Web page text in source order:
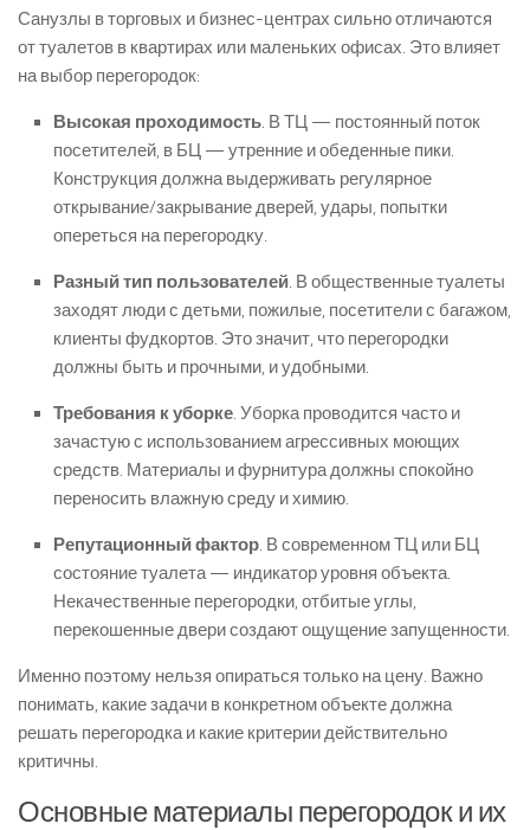
Санузлы в торговых и бизнес-центрах сильно отличаются
от туалетов в квартирах или маленьких офисах. Это влияет
на выбор перегородок:
Высокая проходимость. В ТЦ — постоянный поток
посетителей, в БЦ — утренние и обеденные пики.
Конструкция должна выдерживать регулярное
открывание/закрывание дверей, удары, попытки
опереться на перегородку.
Разный тип пользователей. В общественные туалеты
заходят люди с детьми, пожилые, посетители с багажом,
клиенты фудкортов. Это значит, что перегородки
должны быть и прочными, и удобными.
Требования к уборке. Уборка проводится часто и
зачастую с использованием агрессивных моющих
средств. Материалы и фурнитура должны спокойно
переносить влажную среду и химию.
Репутационный фактор. В современном ТЦ или БЦ
состояние туалета — индикатор уровня объекта.
Некачественные перегородки, отбитые углы,
перекошенные двери создают ощущение запущенности.
Именно поэтому нельзя опираться только на цену. Важно
понимать, какие задачи в конкретном объекте должна
решать перегородка и какие критерии действительно
критичны.
Основные материалы перегородок и их